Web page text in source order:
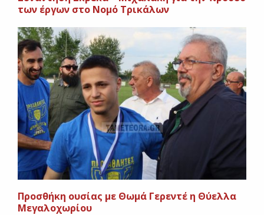
των έργων στο Νομό Τρικάλων
Προσθήκη ουσίας με Θωμά Γερεντέ η Θύελλα
Μεγαλοχωρίου